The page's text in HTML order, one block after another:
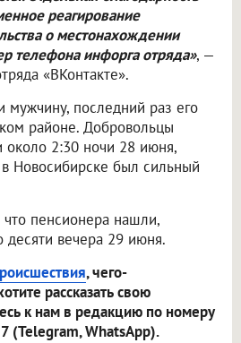
реагирование
о местонахождении
телефона инфорга отряда», —
«ВКонтакте».
мужчину, последний раз его
районе. Добровольцы
около 2:30 ночи 28 июня,
Новосибирске был сильный
пенсионера нашли,
десяти вечера 29 июня.
, чего-
рассказать свою
к нам в редакцию по номеру
WhatsApp).